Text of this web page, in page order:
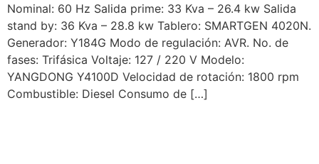
Nominal: 60 Hz Salida prime: 33 Kva – 26.4 kw Salida
stand by: 36 Kva – 28.8 kw Tablero: SMARTGEN 4020N.
Generador: Y184G Modo de regulación: AVR. No. de
fases: Trifásica Voltaje: 127 / 220 V Modelo:
YANGDONG Y4100D Velocidad de rotación: 1800 rpm
Combustible: Diesel Consumo de […]